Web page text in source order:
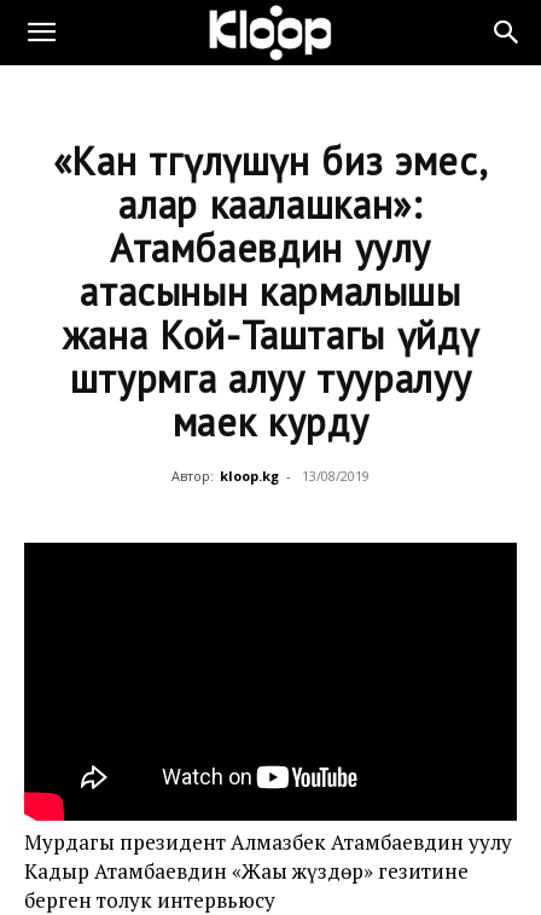
«Кан төгүлүшүн биз эмес,
алар каалашкан»:
Атамбаевдин уулу
атасынын кармалышы
жана Кой-Таштагы үйдү
штурмга алуу тууралуу
маек курду
Автор: kloop.kg - 13/08/2019
Мурдагы президент Алмазбек Атамбаевдин уулу
Кадыр Атамбаевдин «Жаңы жүздөр» гезитине
берген толук интервьюсу